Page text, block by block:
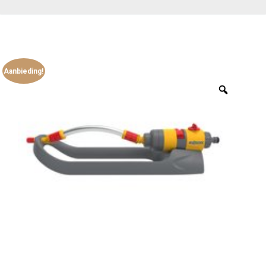
Aanbieding!